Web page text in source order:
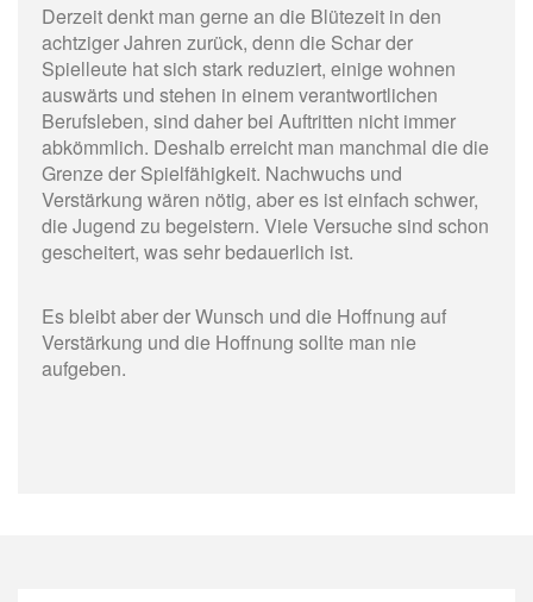
Derzeit denkt man gerne an die Blütezeit in den
achtziger Jahren zurück, denn die Schar der
Spielleute hat sich stark reduziert, einige wohnen
auswärts und stehen in einem verantwortlichen
Berufsleben, sind daher bei Auftritten nicht immer
abkömmlich. Deshalb erreicht man manchmal die die
Grenze der Spielfähigkeit. Nachwuchs und
Verstärkung wären nötig, aber es ist einfach schwer,
die Jugend zu begeistern. Viele Versuche sind schon
gescheitert, was sehr bedauerlich ist.
Es bleibt aber der Wunsch und die Hoffnung auf
Verstärkung und die Hoffnung sollte man nie
aufgeben.